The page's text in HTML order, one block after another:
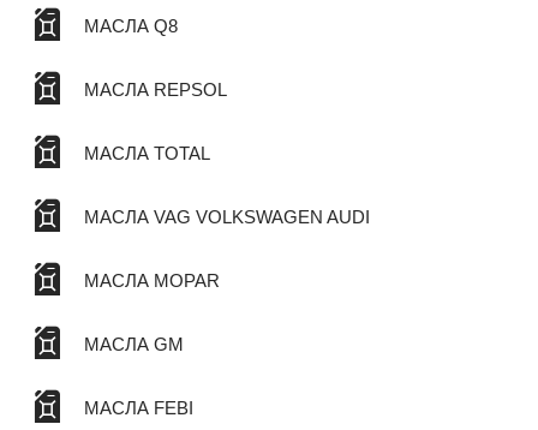
МАСЛА Q8
МАСЛА REPSOL
МАСЛА TOTAL
МАСЛА VAG VOLKSWAGEN AUDI
МАСЛА MOPAR
МАСЛА GM
МАСЛА FEBI